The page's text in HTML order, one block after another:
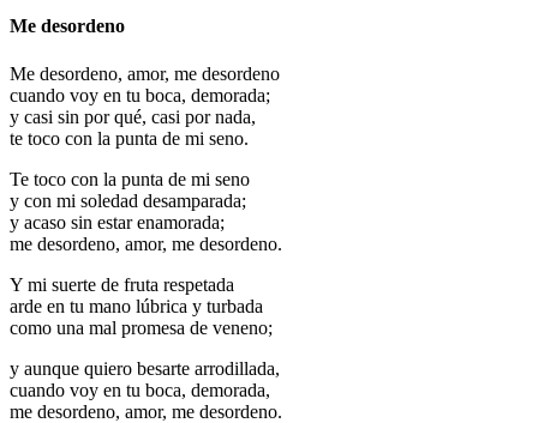
Me desordeno
Me desordeno, amor, me desordeno
cuando voy en tu boca, demorada;
y casi sin por qué, casi por nada,
te toco con la punta de mi seno.
Te toco con la punta de mi seno
y con mi soledad desamparada;
y acaso sin estar enamorada;
me desordeno, amor, me desordeno.
Y mi suerte de fruta respetada
arde en tu mano lúbrica y turbada
como una mal promesa de veneno;
y aunque quiero besarte arrodillada,
cuando voy en tu boca, demorada,
me desordeno, amor, me desordeno.